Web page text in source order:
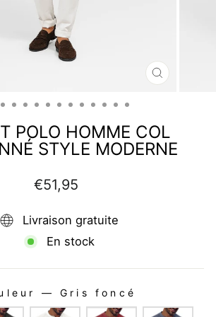
FERMER
POLO HOMME COL
STYLE MODERNE
Prix
régulier
€51,95
Livraison gratuite
En stock
— Gris foncé